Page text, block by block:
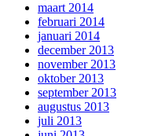
maart 2014
februari 2014
januari 2014
december 2013
november 2013
oktober 2013
september 2013
augustus 2013
juli 2013